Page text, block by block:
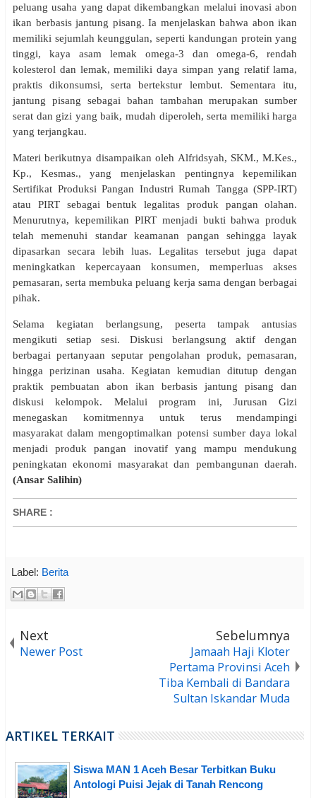
peluang usaha yang dapat dikembangkan melalui inovasi abon
ikan berbasis jantung pisang. Ia menjelaskan bahwa abon ikan
memiliki sejumlah keunggulan, seperti kandungan protein yang
tinggi, kaya asam lemak omega-3 dan omega-6, rendah
kolesterol dan lemak, memiliki daya simpan yang relatif lama,
praktis dikonsumsi, serta bertekstur lembut. Sementara itu,
jantung pisang sebagai bahan tambahan merupakan sumber
serat dan gizi yang baik, mudah diperoleh, serta memiliki harga
yang terjangkau.
Materi berikutnya disampaikan oleh Alfridsyah, SKM., M.Kes.,
Kp., Kesmas., yang menjelaskan pentingnya kepemilikan
Sertifikat Produksi Pangan Industri Rumah Tangga (SPP-IRT)
atau PIRT sebagai bentuk legalitas produk pangan olahan.
Menurutnya, kepemilikan PIRT menjadi bukti bahwa produk
telah memenuhi standar keamanan pangan sehingga layak
dipasarkan secara lebih luas. Legalitas tersebut juga dapat
meningkatkan kepercayaan konsumen, memperluas akses
pemasaran, serta membuka peluang kerja sama dengan berbagai
pihak.
Selama kegiatan berlangsung, peserta tampak antusias
mengikuti setiap sesi. Diskusi berlangsung aktif dengan
berbagai pertanyaan seputar pengolahan produk, pemasaran,
hingga perizinan usaha. Kegiatan kemudian ditutup dengan
praktik pembuatan abon ikan berbasis jantung pisang dan
diskusi kelompok. Melalui program ini, Jurusan Gizi
menegaskan komitmennya untuk terus mendampingi
masyarakat dalam mengoptimalkan potensi sumber daya lokal
menjadi produk pangan inovatif yang mampu mendukung
peningkatan ekonomi masyarakat dan pembangunan daerah.
(Ansar Salihin)
SHARE :
Label: Berita
Next
Newer Post
Sebelumnya
Jamaah Haji Kloter
Pertama Provinsi Aceh
Tiba Kembali di Bandara
Sultan Iskandar Muda
ARTIKEL TERKAIT
Siswa MAN 1 Aceh Besar Terbitkan Buku
Antologi Puisi Jejak di Tanah Rencong